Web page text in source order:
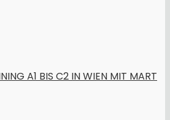
A1 BIS C2 IN WIEN MIT MART